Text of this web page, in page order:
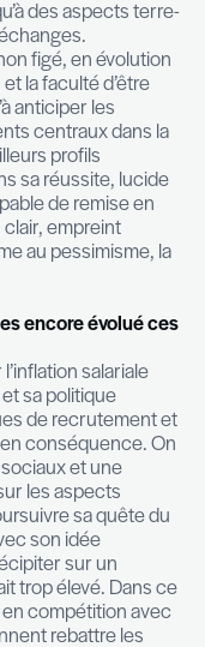
s’étend de
de recruter
mécanismes de
des candidats
entrain et
des approches
À titre
au
que le
Un autre client
de 55 ans, et
primé sur les
profils” ?
est somme toute
un contexte de
tout ce que
profils ont en
à ses